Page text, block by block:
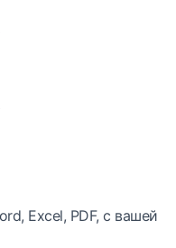
Exсel, PDF, с вашей